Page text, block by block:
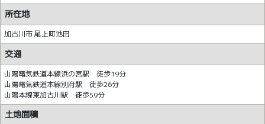
所在地
加古川市 尾上町池田
交通
山陽電気鉄道本線浜の宮駅 徒歩19分
山陽電気鉄道本線別府駅 徒歩26分
山陽本線東加古川駅 徒歩59分
土地面積